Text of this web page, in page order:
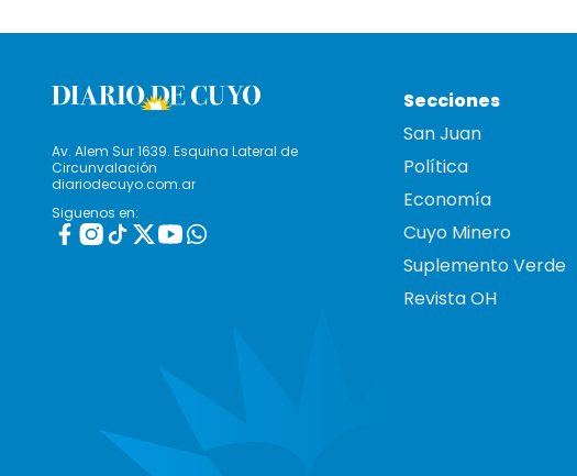
Av. Alem Sur 1639. Esquina Lateral de
Circunvalación
diariodecuyo.com.ar
Siguenos en:
Secciones
San Juan
Política
Economía
Cuyo Minero
Suplemento Verde
Revista OH